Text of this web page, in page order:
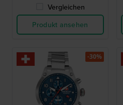
Vergleichen
Produkt ansehen
-30%